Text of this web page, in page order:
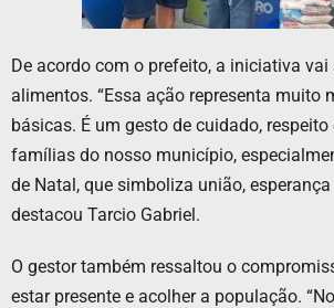
De acordo com o prefeito, a iniciativa vai
alimentos. “Essa ação representa muito
básicas. É um gesto de cuidado,
famílias do nosso município,
de Natal, que simboliza união, esperança
destacou Tarcio Gabriel.
O gestor também ressaltou o
estar presente e acolher a população.